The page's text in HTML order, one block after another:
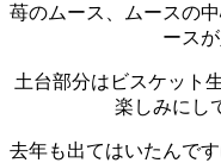
苺のムース、ムースの
ース
土台部分はビスケット
楽しみにし
去年も出てはいたんで